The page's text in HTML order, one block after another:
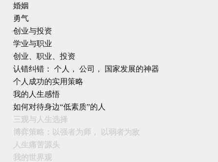
婚姻
勇气
创业与投资
学业与职业
创业、职业、投资
认错纠错： 个人， 公司， 国家发展的神器
个人成功的实用策略
我的人生感悟
如何对待身边“低素质”的人
三观与人生选择
博弈策略：以强者为师， 以弱者为敌
人生痛苦源头
我的世界观